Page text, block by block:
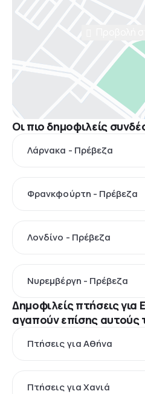
Οι πιο δημοφιλείς
Λάρνακα - Πρέβεζα
Φρανκφούρτη - Πρέβεζα
Λονδίνο - Πρέβεζα
Νυρεμβέργη - Πρέβεζα
Δημοφιλείς πτήσεις για
αγαπούν επίσης αυτούς
Πτήσεις για Αθήνα
Πτήσεις για Χανιά